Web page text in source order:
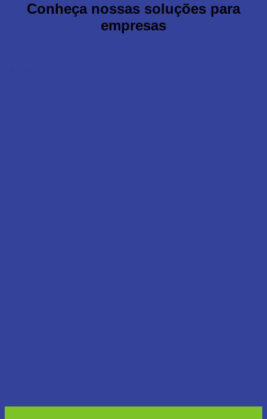
Conheça nossas soluções para
empresas